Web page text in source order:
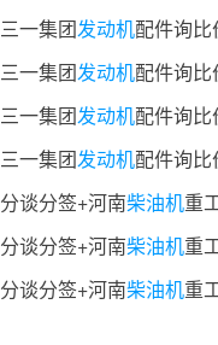
三一集团发动机配件询
三一集团发动机配件询
三一集团发动机配件询
三一集团发动机配件询
分谈分签+河南柴油机重工
分谈分签+河南柴油机重
分谈分签+河南柴油机重